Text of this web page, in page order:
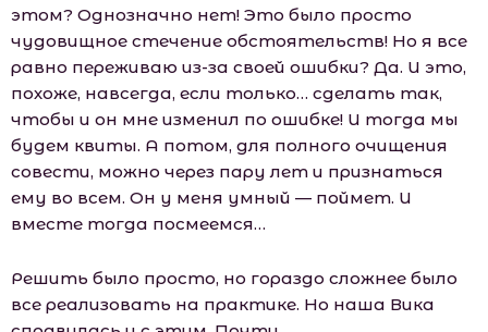
этом? Однозначно нет! Это было просто
чудовищное стечение обстоятельств! Но я все
равно переживаю из-за своей ошибки? Да. И это,
похоже, навсегда, если только… сделать так,
чтобы и он мне изменил по ошибке! И тогда мы
будем квиты. А потом, для полного очищения
совести, можно через пару лет и признаться
ему во всем. Он у меня умный — поймет. И
вместе тогда посмеемся…
Решить было просто, но гораздо сложнее было
все реализовать на практике. Но наша Вика